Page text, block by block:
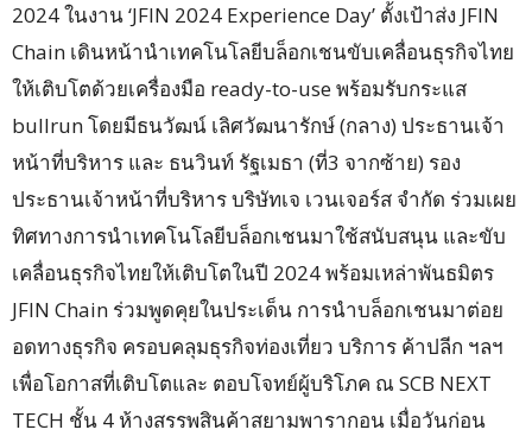
2024 ในงาน ‘JFIN 2024 Experience Day’ ตั้งเป้าส่ง JFIN
Chain เดินหน้านำเทคโนโลยีบล็อกเชนขับเคลื่อนธุรกิจไทย
ให้เติบโตด้วยเครื่องมือ ready-to-use พร้อมรับกระแส
bullrun โดยมีธนวัฒน์ เลิศวัฒนารักษ์ (กลาง) ประธานเจ้า
หน้าที่บริหาร และ ธนวินท์ รัฐเมธา (ที่3 จากซ้าย) รอง
ประธานเจ้าหน้าที่บริหาร บริษัทเจ เวนเจอร์ส จํากัด ร่วมเผย
ทิศทางการนำเทคโนโลยีบล็อกเชนมาใช้สนับสนุน และขับ
เคลื่อนธุรกิจไทยให้เติบโตในปี 2024 พร้อมเหล่าพันธมิตร
JFIN Chain ร่วมพูดคุยในประเด็น การนำบล็อกเชนมาต่อย
อดทางธุรกิจ ครอบคลุมธุรกิจท่องเที่ยว บริการ ค้าปลีก ฯลฯ
เพื่อโอกาสที่เติบโตและ ตอบโจทย์ผู้บริโภค ณ SCB NEXT
TECH ชั้น 4 ห้างสรรพสินค้าสยามพารากอน เมื่อวันก่อน